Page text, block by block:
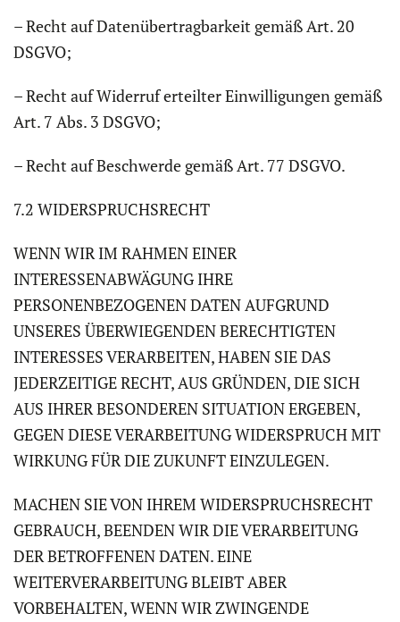
– Recht auf Datenübertragbarkeit gemäß Art. 20
DSGVO;
– Recht auf Widerruf erteilter Einwilligungen gemäß
Art. 7 Abs. 3 DSGVO;
– Recht auf Beschwerde gemäß Art. 77 DSGVO.
7.2 WIDERSPRUCHSRECHT
WENN WIR IM RAHMEN EINER
INTERESSENABWÄGUNG IHRE
PERSONENBEZOGENEN DATEN AUFGRUND
UNSERES ÜBERWIEGENDEN BERECHTIGTEN
INTERESSES VERARBEITEN, HABEN SIE DAS
JEDERZEITIGE RECHT, AUS GRÜNDEN, DIE SICH
AUS IHRER BESONDEREN SITUATION ERGEBEN,
GEGEN DIESE VERARBEITUNG WIDERSPRUCH MIT
WIRKUNG FÜR DIE ZUKUNFT EINZULEGEN.
MACHEN SIE VON IHREM WIDERSPRUCHSRECHT
GEBRAUCH, BEENDEN WIR DIE VERARBEITUNG
DER BETROFFENEN DATEN. EINE
WEITERVERARBEITUNG BLEIBT ABER
VORBEHALTEN, WENN WIR ZWINGENDE